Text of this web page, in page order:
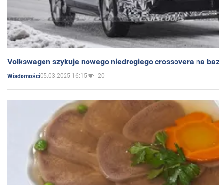
Volkswagen szykuje nowego niedrogiego crossovera na
Wiadomości05.03.2025 16:15 20